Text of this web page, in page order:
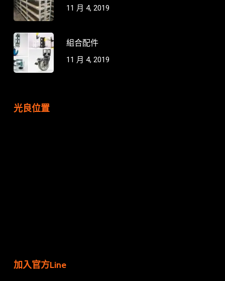
11 月 4, 2019
組合配件
11 月 4, 2019
光良位置
加入官方Line